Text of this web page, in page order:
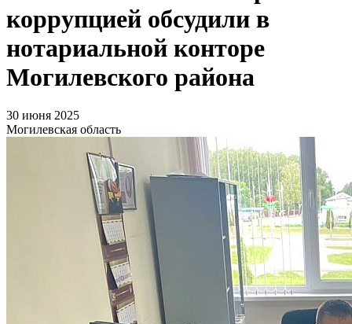
коррупцией обсудили в
нотариальной конторе
Могилевского района
30 июня 2025
Могилевская область